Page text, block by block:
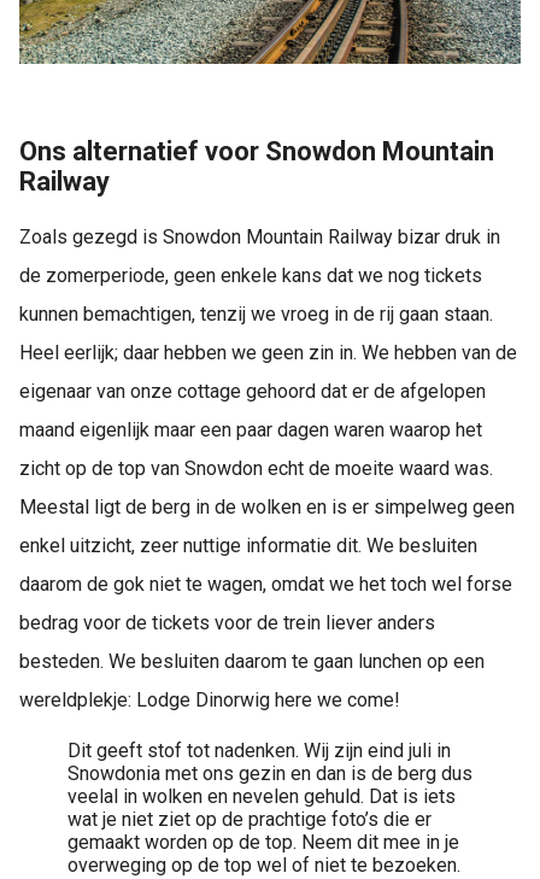
Ons alternatief voor Snowdon Mountain
Railway
Zoals gezegd is Snowdon Mountain Railway bizar druk in
de zomerperiode, geen enkele kans dat we nog tickets
kunnen bemachtigen, tenzij we vroeg in de rij gaan staan.
Heel eerlijk; daar hebben we geen zin in. We hebben van de
eigenaar van onze cottage gehoord dat er de afgelopen
maand eigenlijk maar een paar dagen waren waarop het
zicht op de top van Snowdon echt de moeite waard was.
Meestal ligt de berg in de wolken en is er simpelweg geen
enkel uitzicht, zeer nuttige informatie dit. We besluiten
daarom de gok niet te wagen, omdat we het toch wel forse
bedrag voor de tickets voor de trein liever anders
besteden. We besluiten daarom te gaan lunchen op een
wereldplekje: Lodge Dinorwig here we come!
Dit geeft stof tot nadenken. Wij zijn eind juli in
Snowdonia met ons gezin en dan is de berg dus
veelal in wolken en nevelen gehuld. Dat is iets
wat je niet ziet op de prachtige foto’s die er
gemaakt worden op de top. Neem dit mee in je
overweging op de top wel of niet te bezoeken.